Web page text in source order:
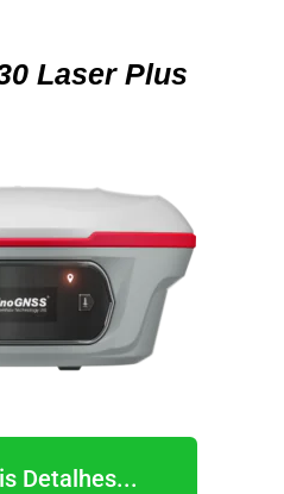
Laser Plus
Detalhes...